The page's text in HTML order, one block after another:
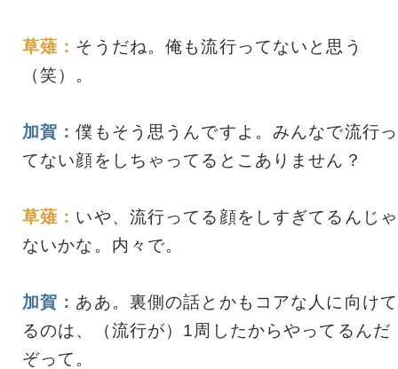
草薙： そうだね。俺も流行ってないと思う
（笑）。
加賀：僕もそう思うんですよ。みんなで流行っ
てない顔をしちゃってるとこありません？
草薙： いや、流行ってる顔をしすぎてるんじゃ
ないかな。内々で。
加賀： ああ。裏側の話とかもコアな人に向けて
るのは、（流行が）1周したからやってるんだ
ぞって。